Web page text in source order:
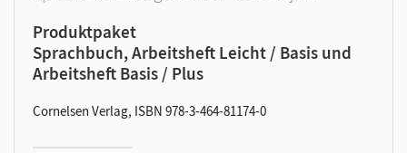
Produktpaket
Sprachbuch, Arbeitsheft Leicht / Basis und
Arbeitsheft Basis / Plus
Cornelsen Verlag, ISBN 978-3-464-81174-0